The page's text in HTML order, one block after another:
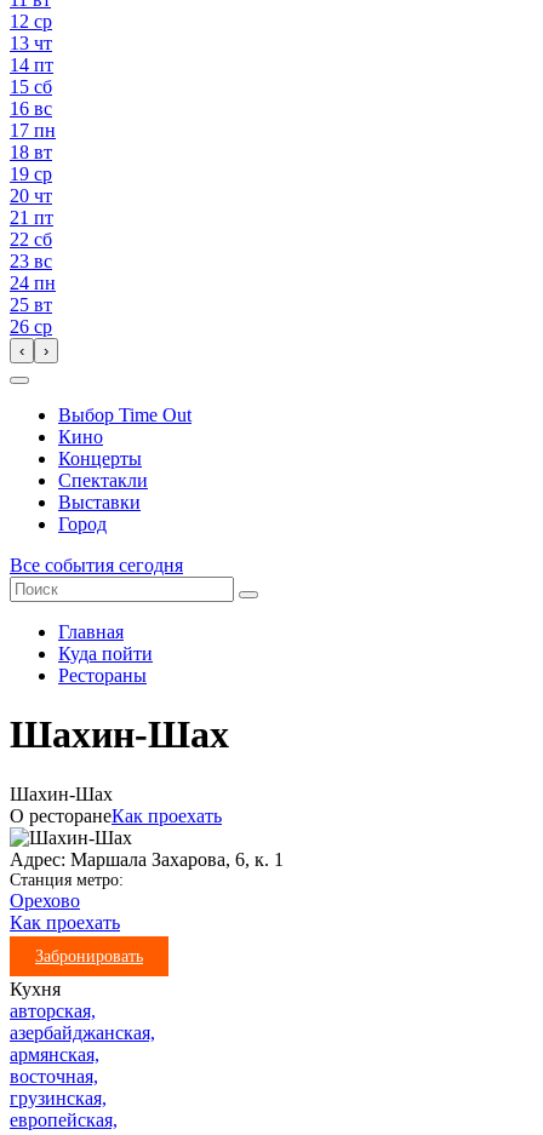
12 ср
13 чт
14 пт
15 сб
16 вс
17 пн
18 вт
19 ср
20 чт
21 пт
22 сб
23 вс
24 пн
25 вт
26 ср
‹ ›
Выбор Time Out
Кино
Концерты
Спектакли
Выставки
Город
Все события сегодня
Главная
Куда пойти
Рестораны
Шахин-Шах
Шахин-Шах
О ресторанеКак проехать
Адрес: Mаршала Захарова, 6, к. 1
Станция метро:
Орехово
Как проехать
Забронировать
Кухня
авторская,
азербайджанская,
армянская,
восточная,
грузинская,
европейская,